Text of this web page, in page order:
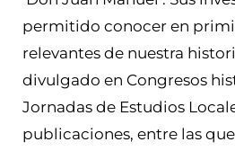
permitido conocer en
relevantes de nuestra
divulgado en Congresos
Jornadas de Estudios
publicaciones, entre las